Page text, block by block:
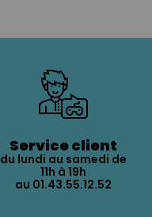
Service client
du lundi au samedi de
11h à 19h
au 01.43.55.12.52